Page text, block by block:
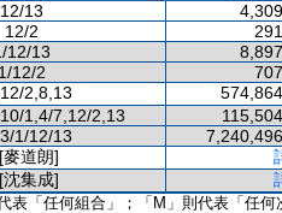
12/13
12/2
12/13
1/12/2
2,8,13
1,4/7,12/2,13
1/12/13
麥道朗]
集成]
表「任何組合」；「M」則代表「任何